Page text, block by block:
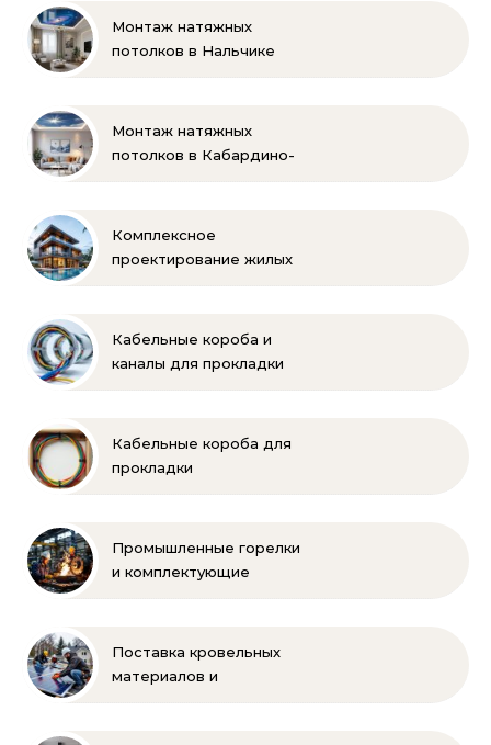
Монтаж натяжных
потолков в Нальчике
Монтаж натяжных
потолков в Кабардино-
Комплексное
проектирование жилых
Кабельные короба и
каналы для прокладки
Кабельные короба для
прокладки
Промышленные горелки
и комплектующие
Поставка кровельных
материалов и